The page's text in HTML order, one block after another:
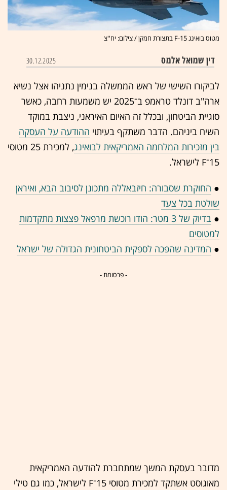
מטוס בואינג F-15 בתצורת חמקן / צילום: יח''צ
דין שמואל אלמס 30.12.2025
לביקורו השישי של ראש הממשלה בנימין נתניהו אצל נשיא
ארה"ב דונלד טראמפ ב־2025 יש משמעות רחבה, כאשר
סוגיית הביטחון, ובכלל זה האיום האיראני, ניצבת במוקד
השיח ביניהם. הדבר משתקף בעיתוי ההודעה על העסקה
בין מזכירות המלחמה האמריקאית לבואינג
, למכירת 25 מטוסי
15־F לישראל.
● החוקרת שסבורה: חיזבאללה מתכונן לסיבוב הבא, ואיראן
שולטת בכל צעד
●
בדיוק של 3 מטר: הודו רוכשת מרפאל פצצות מתקדמות
למטוסים
● המדינה שהפכה לספקית הביטחונית הגדולה של ישראל
- פרסומת -
מדובר בעסקת המשך שמתחברת להודעה האמריקאית
מאוגוסט אשתקד למכירת מטוסי 15־F לישראל, כמו גם טילי